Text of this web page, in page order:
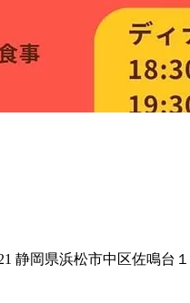
静岡県浜松市中区佐鳴台